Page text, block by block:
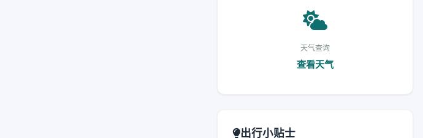
天气查询
查看天气
出行小贴士